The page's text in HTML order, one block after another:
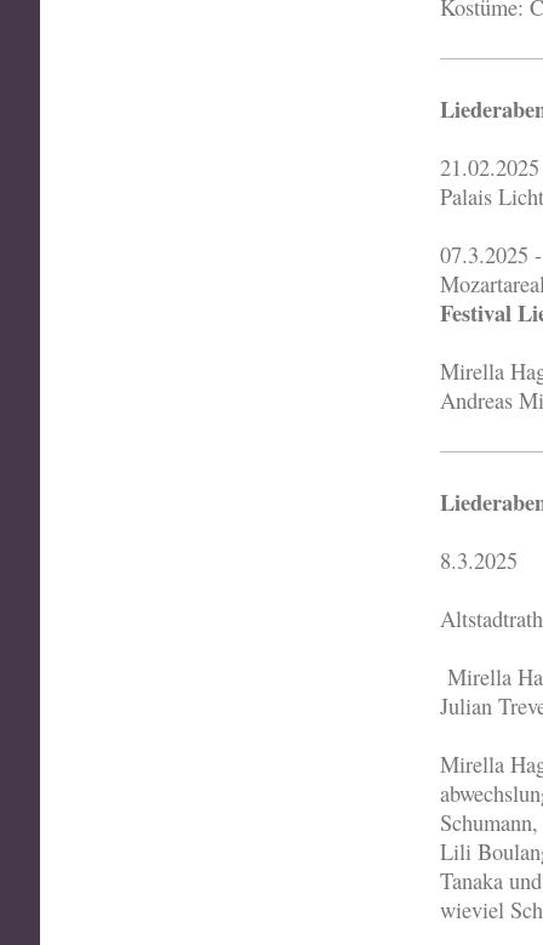
Kostüme:
Palais
07.3.2025
Festival
Mirella
Andreas
8.3.2025
Mirella
Julian
Mirella
Lili
Tanaka
wieviel